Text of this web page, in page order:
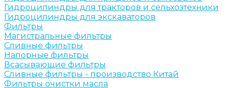
Гидроцилиндры для тракторов и сельхозтехники
Гидроцилиндры для экскаваторов
Фильтры
Магистральные фильтры
Сливные фильтры
Напорные фильтры
Всасывающие фильтры
Сливные фильтры - производство Китай
Фильтры очистки масла